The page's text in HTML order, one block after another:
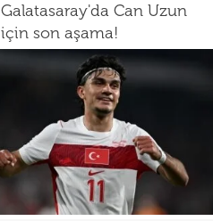
Galatasaray'da Can Uzun
için son aşama!